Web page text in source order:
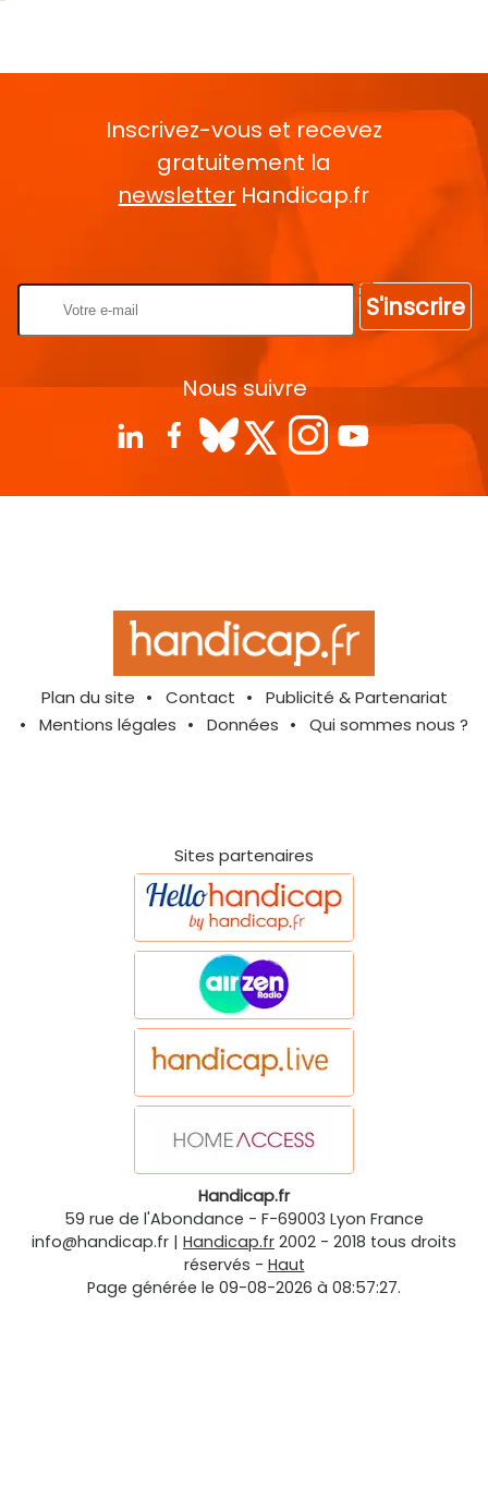
Inscrivez-vous et recevez
gratuitement la
newsletter Handicap.fr
S'inscrire
Nous suivre
Plan du site Contact
Publicité & Partenariat
Mentions légales
Données Qui sommes nous ?
Sites partenaires
Handicap.fr
59 rue de l'Abondance - F-69003 Lyon France
info@handicap.fr | Handicap.fr 2002 - 2018 tous droits
réservés - Haut
Page générée le 09-08-2026 à 08:57:27.